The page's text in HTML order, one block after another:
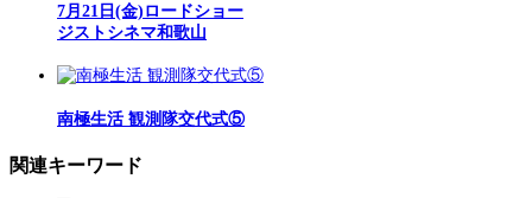
7月21日(金)ロードショー
ジストシネマ和歌山
南極生活 観測隊交代式⑤
関連キーワード